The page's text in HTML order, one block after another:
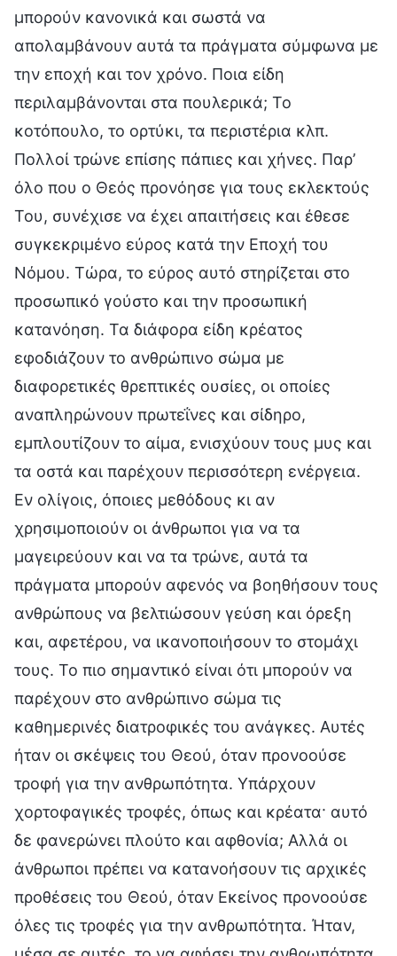
μπορούν κανονικά και σωστά να
απολαμβάνουν αυτά τα πράγματα σύμφωνα με
την εποχή και τον χρόνο. Ποια είδη
περιλαμβάνονται στα πουλερικά; Το
κοτόπουλο, το ορτύκι, τα περιστέρια κλπ.
Πολλοί τρώνε επίσης πάπιες και χήνες. Παρ’
όλο που ο Θεός προνόησε για τους εκλεκτούς
Του, συνέχισε να έχει απαιτήσεις και έθεσε
συγκεκριμένο εύρος κατά την Εποχή του
Νόμου. Τώρα, το εύρος αυτό στηρίζεται στο
προσωπικό γούστο και την προσωπική
κατανόηση. Τα διάφορα είδη κρέατος
εφοδιάζουν το ανθρώπινο σώμα με
διαφορετικές θρεπτικές ουσίες, οι οποίες
αναπληρώνουν πρωτεΐνες και σίδηρο,
εμπλουτίζουν το αίμα, ενισχύουν τους μυς και
τα οστά και παρέχουν περισσότερη ενέργεια.
Εν ολίγοις, όποιες μεθόδους κι αν
χρησιμοποιούν οι άνθρωποι για να τα
μαγειρεύουν και να τα τρώνε, αυτά τα
πράγματα μπορούν αφενός να βοηθήσουν τους
ανθρώπους να βελτιώσουν γεύση και όρεξη
και, αφετέρου, να ικανοποιήσουν το στομάχι
τους. Το πιο σημαντικό είναι ότι μπορούν να
παρέχουν στο ανθρώπινο σώμα τις
καθημερινές διατροφικές του ανάγκες. Αυτές
ήταν οι σκέψεις του Θεού, όταν προνοούσε
τροφή για την ανθρωπότητα. Υπάρχουν
χορτοφαγικές τροφές, όπως και κρέατα· αυτό
δε φανερώνει πλούτο και αφθονία; Αλλά οι
άνθρωποι πρέπει να κατανοήσουν τις αρχικές
προθέσεις του Θεού, όταν Εκείνος προνοούσε
όλες τις τροφές για την ανθρωπότητα. Ήταν,